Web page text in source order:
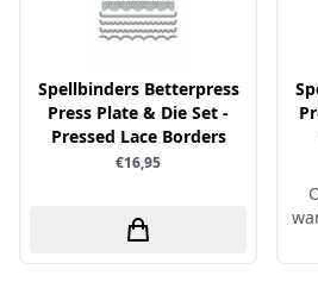
JeJe
Joy & Noor
Juffrouw Muis
Lapland knipvel
Lavinia
Lemon Craft
Tools
Spellbinders Betterpress
Press Plate & Die Set -
Pressed Lace Borders
€16,95